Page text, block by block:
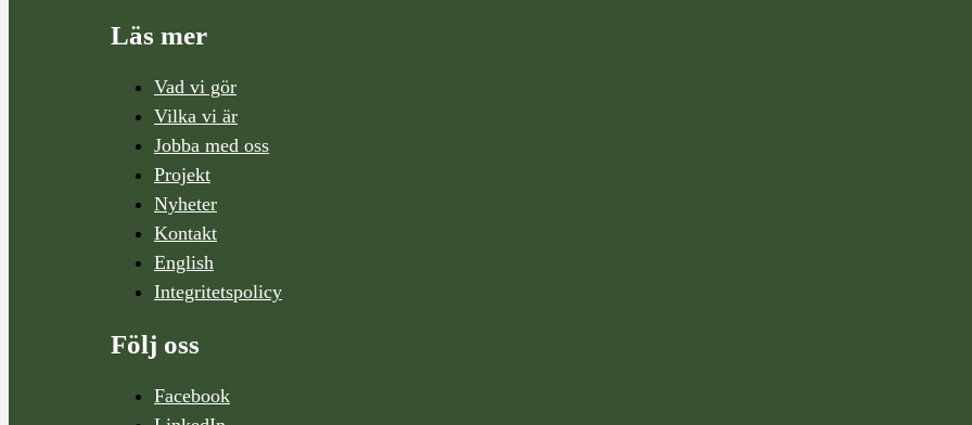
Läs mer
Vad vi gör
Vilka vi är
Jobba med oss
Projekt
Nyheter
Kontakt
English
Integritetspolicy
Följ oss
Facebook